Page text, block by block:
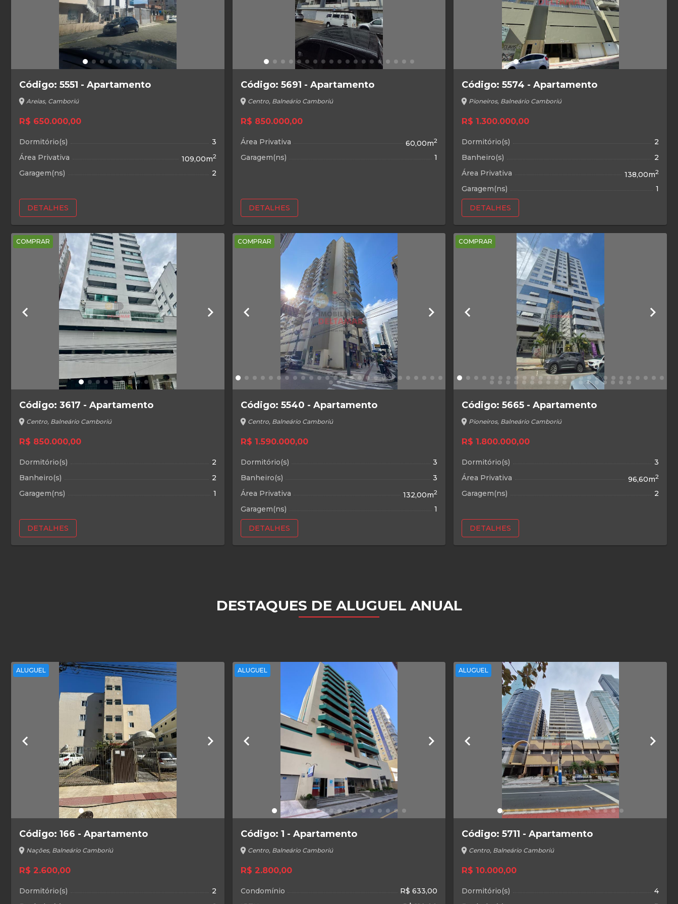
Código: 5551 - Apartamento
location_on Areias, Camboriú
R$ 650.000,00
Dormitório(s)
3
Área Privativa
109,00m2
Garagem(ns) 2
DETALHES
Código: 5691 - Apartamento
location_on Centro, Balneário Camboriú
R$ 850.000,00
Área Privativa 60,00m2
Garagem(ns) 1
DETALHES
Código: 5574 - Apartamento
location_on Pioneiros, Balneário Camboriú
R$ 1.300.000,00
Dormitório(s)
2
Banheiro(s)
2
Área Privativa
138,00m2
Garagem(ns) 1
DETALHES
COMPRAR
keyboard_arrow_left keyboard_arrow_right
Código: 3617 - Apartamento
location_on Centro, Balneário Camboriú
R$ 850.000,00
Dormitório(s)
2
Banheiro(s)
2
Garagem(ns)
1
DETALHES
COMPRAR
keyboard_arrow_left keyboard_arrow_right
Código: 5540 - Apartamento
location_on Centro, Balneário Camboriú
R$ 1.590.000,00
Dormitório(s)
3
Banheiro(s)
3
Área Privativa
132,00m2
Garagem(ns) 1
DETALHES
COMPRAR
keyboard_arrow_left keyboard_arrow_right
Código: 5665 - Apartamento
location_on Pioneiros, Balneário Camboriú
R$ 1.800.000,00
Dormitório(s)
3
Área Privativa
96,60m2
Garagem(ns) 2
DETALHES
DESTAQUES DE ALUGUEL ANUAL
ALUGUEL
keyboard_arrow_left keyboard_arrow_right
Código: 166 - Apartamento
location_on Nações, Balneário Camboriú
R$ 2.600,00
Dormitório(s)
2
ALUGUEL
keyboard_arrow_left keyboard_arrow_right
Código: 1 - Apartamento
location_on Centro, Balneário Camboriú
R$ 2.800,00
Condomínio
R$ 633,00
ALUGUEL
keyboard_arrow_left keyboard_arrow_right
Código: 5711 - Apartamento
location_on Centro, Balneário Camboriú
R$ 10.000,00
Dormitório(s)
4